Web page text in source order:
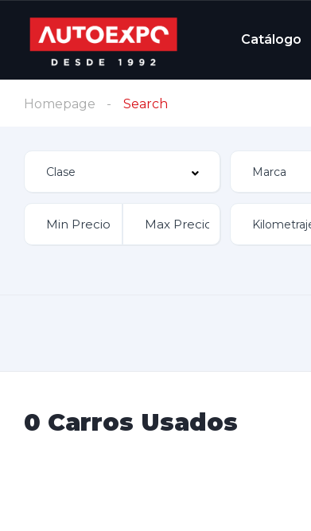
Catálogo
Homepage Search
0 Carros Usados